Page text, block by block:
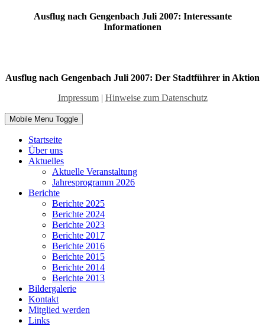
Ausflug nach Gengenbach Juli 2007: Interessante
Informationen
Ausflug nach Gengenbach Juli 2007: Der Stadtführer in Aktion
Impressum| Hinweise zum Datenschutz
Mobile Menu Toggle
Startseite
Über uns
Aktuelles
Aktuelle Veranstaltung
Jahresprogramm 2026
Berichte
Berichte 2025
Berichte 2024
Berichte 2023
Berichte 2017
Berichte 2016
Berichte 2015
Berichte 2014
Berichte 2013
Bildergalerie
Kontakt
Mitglied werden
Links